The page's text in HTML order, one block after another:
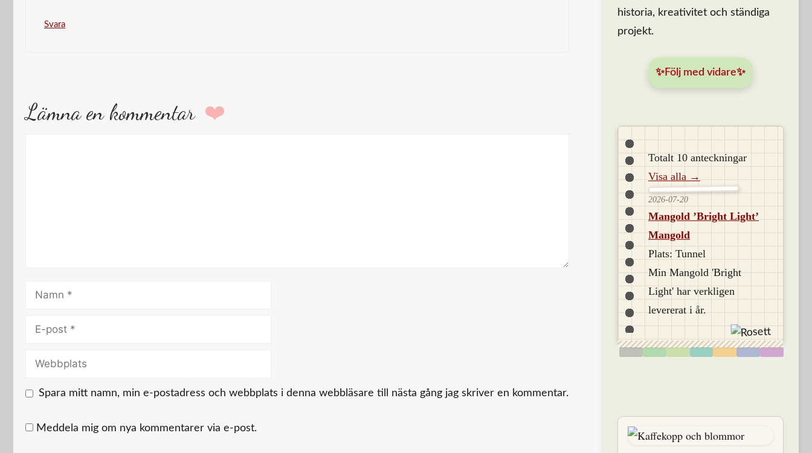
Svara
Lämna en kommentar
Namn
Webbplats
Spara mitt namn, min e-postadress och webbplats i denna webbläsare till nästa gång jag skriver en kommentar.
Meddela mig om nya kommentarer via e-post.
historia, kreativitet och ständiga
projekt.
✨Följ med vidare✨
Totalt 10 anteckningar
Visa alla →
2026-07-20
Mangold ’Bright Light’
Mangold
Plats: Tunnel
Min Mangold 'Bright
Light' har verkligen
levererat i år.